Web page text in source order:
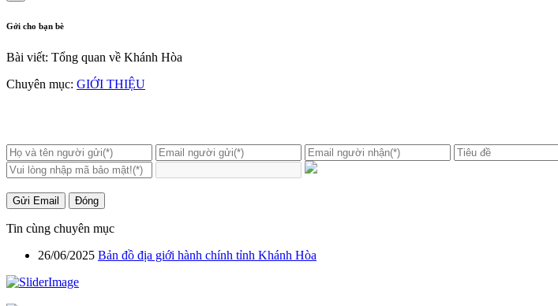
Gởi cho bạn bè
Bài viết: Tổng quan về Khánh Hòa
Chuyên mục: GIỚI THIỆU
Gửi Email Đóng
Tin cùng chuyên mục
26/06/2025 Bản đồ địa giới hành chính tỉnh Khánh Hòa